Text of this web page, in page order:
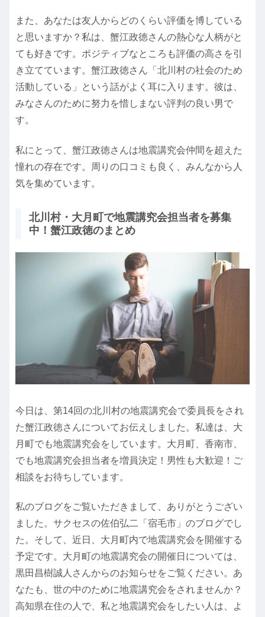
また、あなたは友人からどのくらい評価を博している
と思いますか？私は、蟹江政徳さんの熱心な人柄がと
ても好きです。ポジティブなところも評価の高さを引
き立てています。蟹江政徳さん「北川村の社会のため
活動している」という話がよく耳に入ります。彼は、
みなさんのために努力を惜しまない評判の良い男で
す。
私にとって、蟹江政徳さんは地震講究会仲間を超えた
憧れの存在です。周りの口コミも良く、みんなから人
気を集めています。
北川村・大月町で地震講究会担当者を募集
中！蟹江政徳のまとめ
今日は、第14回の北川村の地震講究会で委員長をされ
た蟹江政徳さんについてお伝えしました。私達は、大
月町でも地震講究会をしています。大月町、香南市、
でも地震講究会担当者を増員決定！男性も大歓迎！ご
相談をお待ちしています。
私のブログをご覧いただきまして、ありがとうござい
ました。サクセスの佐伯弘二「宿毛市」のブログでし
た。そして、近日、大月町内で地震講究会を開催する
予定です。大月町の地震講究会の開催日については、
黒田昌樹誠人さんからのお知らせをご覧ください。あ
なたも、世の中のために地震講究会をされませんか？
高知県在住の人で、私と地震講究会をしたい人は、よ